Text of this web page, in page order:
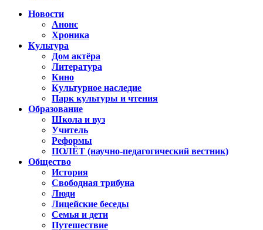
Новости
Анонс
Хроника
Культура
Дом актёра
Литература
Кино
Культурное наследие
Парк культуры и чтения
Образование
Школа и вуз
Учитель
Реформы
ПОЛЁТ (научно-педагогический вестник)
Общество
История
Свободная трибуна
Люди
Лицейские беседы
Семья и дети
Путешествие